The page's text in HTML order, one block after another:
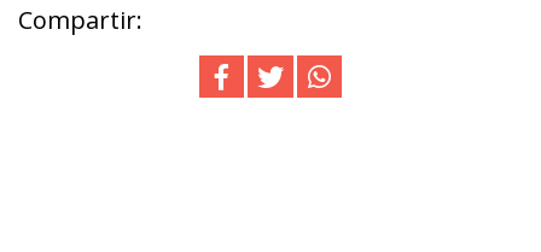
Compartir: